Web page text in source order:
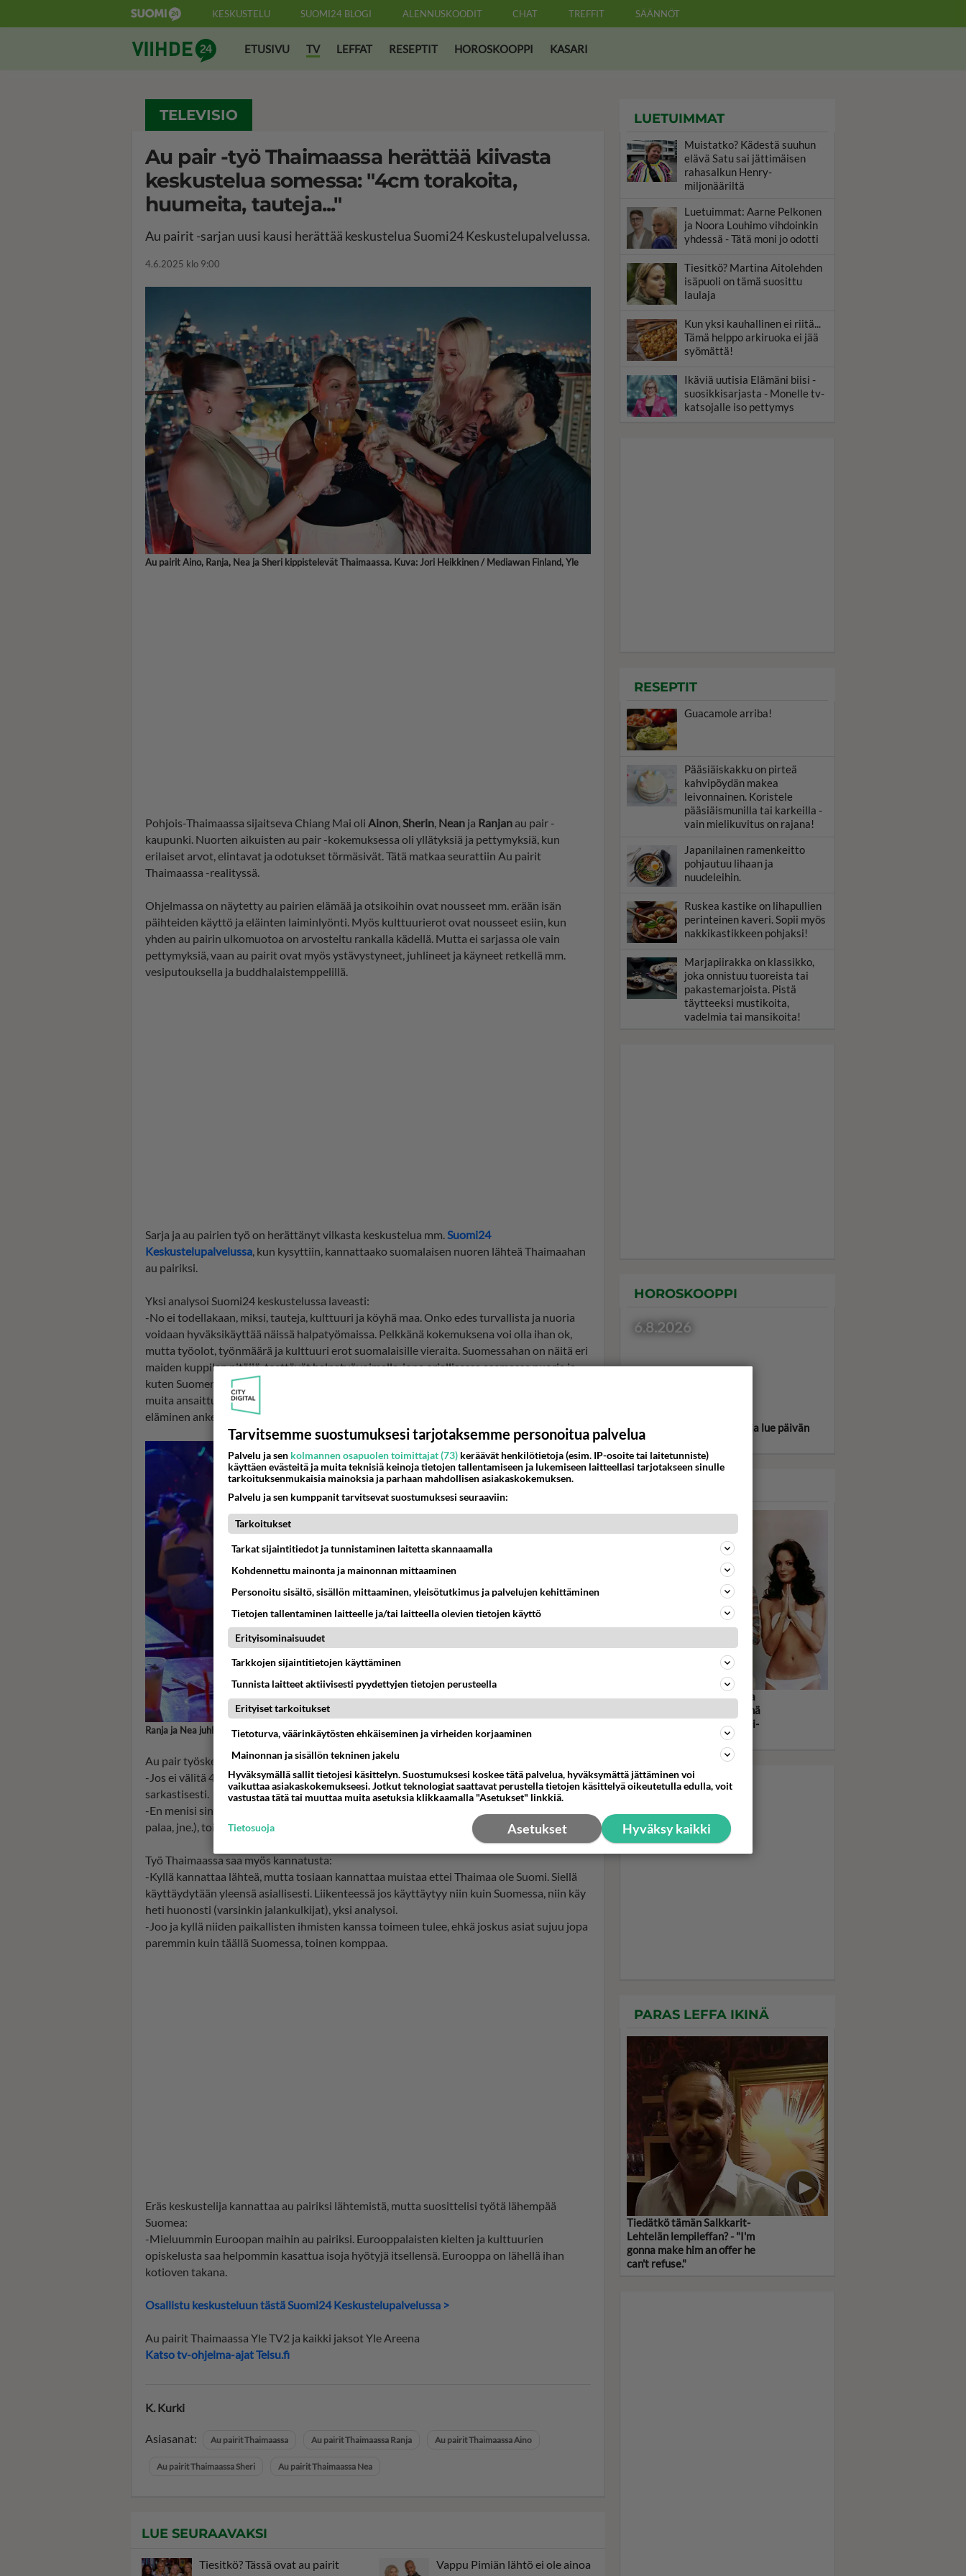
KESKUSTELU SUOMI24 BLOGI ALENNUSKOODIT CHAT TREFFIT SÄÄNNÖT
Suomi24 ViihdeETUSIVU TV LEFFAT RESEPTIT HOROSKOOPPI KASARI
TELEVISIO
Au pair -työ Thaimaassa herättää kiivasta
keskustelua somessa: "4cm torakoita,
huumeita, tauteja..."
Au pairit -sarjan uusi kausi herättää keskustelua Suomi24 Keskustelupalvelussa.
4.6.2025 klo 9:00
Au pairit Aino, Ranja, Nea ja Sheri kippistelevät Thaimaassa. Kuva: Jori Heikkinen / Mediawan Finland, Yle
Pohjois-Thaimaassa sijaitseva Chiang Mai oli Ainon,Sherin, Nean ja Ranjan au pair -
kaupunki. Nuorten aikuisten au pair -kokemuksessa oli yllätyksiä ja pettymyksiä, kun
erilaiset arvot, elintavat ja odotukset törmäsivät. Tätä matkaa seurattiin Au pairit
Thaimaassa -realityssä.
Ohjelmassa on näytetty au pairien elämää ja otsikoihin ovat nousseet mm. erään isän
päihteiden käyttö ja eläinten laiminlyönti. Myös kulttuurierot ovat nousseet esiin, kun
yhden au pairin ulkomuotoa on arvosteltu rankalla kädellä. Mutta ei sarjassa ole vain
pettymyksiä, vaan au pairit ovat myös ystävystyneet, juhlineet ja käyneet retkellä mm.
vesiputouksella ja buddhalaistemppelillä.
Sarja ja au pairien työ on herättänyt vilkasta keskustelua mm.Suomi24
Keskustelupalvelussa, kun kysyttiin, kannattaako suomalaisen nuoren lähteä Thaimaahan
au pairiksi.
Yksi analysoi Suomi24 keskustelussa laveasti:
-No ei todellakaan, miksi, tauteja, kulttuuri ja köyhä maa. Onko edes turvallista ja nuoria
voidaan hyväksikäyttää näissä halpatyömaissa. Pelkkänä kokemuksena voi olla ihan ok,
mutta työolot, työnmäärä ja kulttuuri erot suomalaisille vieraita. Suomessahan on näitä eri
maiden kuppilan pitäjiä, teettävät halpatyövoimalla, jopa orjallisessa asemassa nuoria ja
kuten Suomen yrittäjät kaikki edut pois. Kuten tämä hallituskin vei kaiken edut ja paljon
muita ansaittuja etuuksia. Maassa liikkuminen ei ole turvallista huumeita ja asumus ja
eläminen ankeata.
Ranja ja Nea juhlistamassa uutta vuotta Thaimaassa. Kuva: Mediawan Finland, Yle
Au pair työskentely Thaimaassa ei innosta useita keskustelijoita:
-Jos ei välitä 4cm torakoista joka paikassa. Ne tulee aina öisin, yksi kommentoi
sarkastisesti.
-En menisi sinne mistään hinnasta (hygienia, ötökät, huumeet, näännyttävä kuumuus, iho
palaa, jne.), toinen pohtii.
Työ Thaimaassa saa myös kannatusta:
-Kyllä kannattaa lähteä, mutta tosiaan kannattaa muistaa ettei Thaimaa ole Suomi. Siellä
käyttäydytään yleensä asiallisesti. Liikenteessä jos käyttäytyy niin kuin Suomessa, niin käy
heti huonosti (varsinkin jalankulkijat), yksi analysoi.
-Joo ja kyllä niiden paikallisten ihmisten kanssa toimeen tulee, ehkä joskus asiat sujuu jopa
paremmin kuin täällä Suomessa, toinen komppaa.
Eräs keskustelija kannattaa au pairiksi lähtemistä, mutta suosittelisi työtä lähempää
Suomea:
-Mieluummin Euroopan maihin au pairiksi. Eurooppalaisten kielten ja kulttuurien
opiskelusta saa helpommin kasattua isoja hyötyjä itsellensä. Eurooppa on lähellä ihan
kotioven takana.
Osallistu keskusteluun tästä Suomi24 Keskustelupalvelussa >
Au pairit Thaimaassa Yle TV2 ja kaikki jaksot Yle Areena
Katso tv-ohjelma-ajat Telsu.fi
K. Kurki
Asiasanat: Au pairit Thaimaassa Au pairit Thaimaassa Ranja Au pairit Thaimaassa Aino
Au pairit Thaimaassa Sheri Au pairit Thaimaassa Nea
LUE SEURAAVAKSI
Tiesitkö? Tässä ovat au pairit
Vappu Pimiän lähtö ei ole ainoa
LUETUIMMAT
Muistatko? Kädestä suuhun
elävä Satu sai jättimäisen
rahasalkun Henry-
miljonääriltä
Luetuimmat: Aarne Pelkonen
ja Noora Louhimo vihdoinkin
yhdessä - Tätä moni jo odotti
Tiesitkö? Martina Aitolehden
isäpuoli on tämä suosittu
laulaja
Kun yksi kauhallinen ei riitä...
Tämä helppo arkiruoka ei jää
syömättä!
Ikäviä uutisia Elämäni biisi -
suosikkisarjasta - Monelle tv-
katsojalle iso pettymys
RESEPTIT
Guacamole arriba!
Pääsiäiskakku on pirteä
kahvipöydän makea
leivonnainen. Koristele
pääsiäismunilla tai karkeilla -
vain mielikuvitus on rajana!
Japanilainen ramenkeitto
pohjautuu lihaan ja
nuudeleihin.
Ruskea kastike on lihapullien
perinteinen kaveri. Sopii myös
nakkikastikkeen pohjaksi!
Marjapiirakka on klassikko,
joka onnistuu tuoreista tai
pakastemarjoista. Pistä
täytteeksi mustikoita,
vadelmia tai mansikoita!
HOROSKOOPPI
6.8.2026
Valitse oma tähtimerkkisi ja lue päivän
horoskooppi!
Charlien enkelit viihdytti ja
kiihdytti kotisohvilla - Nämä
naiset olivat todellisia tyyli-
PARAS LEFFA IKINÄ
Tiedätkö tämän Salkkarit-
Lehtelän lempileffan? - "I'm
gonna make him an offer he
can't refuse."
Tarvitsemme suostumuksesi tarjotaksemme personoitua palvelua
Palvelu ja sen kolmannen osapuolen toimittajat (73) keräävät henkilötietoja (esim. IP-osoite tai laitetunniste)
käyttäen evästeitä ja muita teknisiä keinoja tietojen tallentamiseen ja lukemiseen laitteellasi tarjotakseen sinulle
tarkoituksenmukaisia mainoksia ja parhaan mahdollisen asiakaskokemuksen.
Palvelu ja sen kumppanit tarvitsevat suostumuksesi seuraaviin:
Tarkoitukset
Tarkat sijaintitiedot ja tunnistaminen laitetta skannaamalla
Kohdennettu mainonta ja mainonnan mittaaminen
Personoitu sisältö, sisällön mittaaminen, yleisötutkimus ja palvelujen kehittäminen
Tietojen tallentaminen laitteelle ja/tai laitteella olevien tietojen käyttö
Erityisominaisuudet
Tarkkojen sijaintitietojen käyttäminen
Tunnista laitteet aktiivisesti pyydettyjen tietojen perusteella
Erityiset tarkoitukset
Tietoturva, väärinkäytösten ehkäiseminen ja virheiden korjaaminen
Mainonnan ja sisällön tekninen jakelu
Hyväksymällä sallit tietojesi käsittelyn. Suostumuksesi koskee tätä palvelua, hyväksymättä jättäminen voi
vaikuttaa asiakaskokemukseesi. Jotkut teknologiat saattavat perustella tietojen käsittelyä oikeutetulla edulla, voit
vastustaa tätä tai muuttaa muita asetuksia klikkaamalla "Asetukset" linkkiä.
Hyväksy kaikki
Asetukset
Tietosuoja